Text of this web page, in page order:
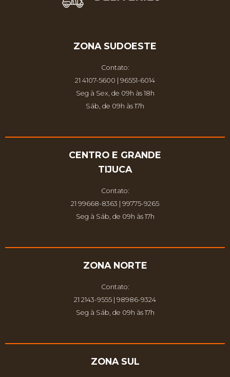
ZONA SUDOESTE
Contato:
21 4107-5600 | 96551-6014
Seg à Sex, de 09h às 18h
Sáb, de 09h às 17h
CENTRO E GRANDE
TIJUCA
Contato:
21 99668-8363 | 99775-9265
Seg à Sáb, de 09h às 17h
ZONA NORTE
Contato:
21 2143-9555 | 98986-9324
Seg à Sáb, de 09h às 17h
ZONA SUL